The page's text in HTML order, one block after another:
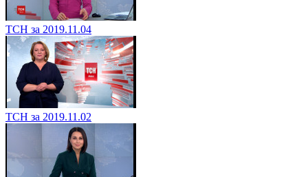
ТСН за 2019.11.04
ТСН за 2019.11.02